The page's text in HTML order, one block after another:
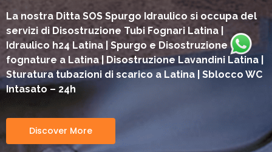
La nostra Ditta SOS Spurgo Idraulico si occupa del
servizi di Disostruzione Tubi Fognari Latina |
Idraulico h24 Latina | Spurgo e Disostruzione
fognature a Latina | Disostruzione Lavandini Latina |
Sturatura tubazioni di scarico a Latina | Sblocco WC
Intasato – 24h
Discover More